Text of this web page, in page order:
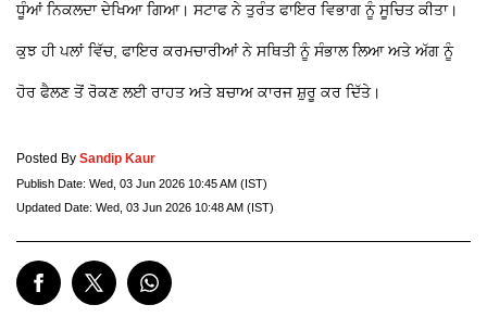
ਧੂੰਆਂ ਨਿਕਲਦਾ ਦੇਖਿਆ ਗਿਆ। ਸਟਾਫ ਨੇ ਤੁਰੰਤ ਫਾਇਰ ਵਿਭਾਗ ਨੂੰ ਸੂਚਿਤ ਕੀਤਾ।
ਕੁਝ ਹੀ ਪਲਾਂ ਵਿੱਚ, ਫਾਇਰ ਕਰਮਚਾਰੀਆਂ ਨੇ ਸਥਿਤੀ ਨੂੰ ਸੰਭਾਲ ਲਿਆ ਅਤੇ ਅੱਗ ਨੂੰ
ਹੋਰ ਫੈਲਣ ਤੋਂ ਰੋਕਣ ਲਈ ਰਾਹਤ ਅਤੇ ਬਚਾਅ ਕਾਰਜ ਸ਼ੁਰੂ ਕਰ ਦਿੱਤੇ।
Posted By Sandip Kaur
Publish Date: Wed, 03 Jun 2026 10:45 AM (IST)
Updated Date: Wed, 03 Jun 2026 10:48 AM (IST)